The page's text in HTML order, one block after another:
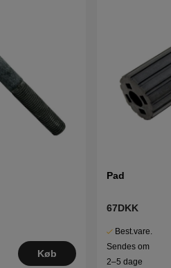
Køb
Pad
67DKK
Best.vare.
Sendes om
2–5 dage